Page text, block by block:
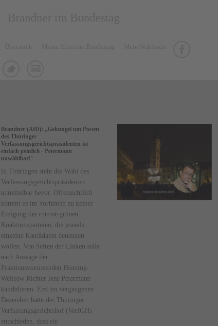
Brandner (AfD): „Gekungel um Posten
des Thüringer
Verfassungsgerichtspräsidenten ist
einfach peinlich - Petermann
unwählbar!"
In Thüringen steht die Wahl des
Verfassungsgerichtspräsidenten
unmittelbar bevor. Offensichtlich
kommt es im Vorhinein zu keiner
Einigung der rot-rot-grünen
Koalitionsparteien, die jeweils
einzelne Kandidaten benennen
wollen. Von Seiten der Linken solle
nach Aussage der
Fraktionsvorsitzenden Henning-
Wellsow Richter Jens Petermann
kandidieren. Erst im vergangenen
Dezember hatte der Thüringer
Verfassungsgerichtshof (VerfGH)
entschieden, dass ein